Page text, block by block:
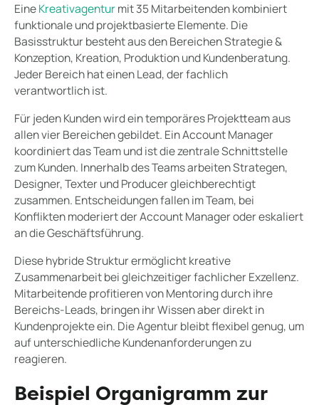
EineKreativagenturmit 35 Mitarbeitenden kombiniert
funktionale und projektbasierte Elemente. Die
Basisstruktur besteht aus den Bereichen Strategie &
Konzeption, Kreation, Produktion und Kundenberatung.
Jeder Bereich hat einen Lead, der fachlich
verantwortlich ist.
Für jeden Kunden wird ein temporäres Projektteam aus
allen vier Bereichen gebildet. Ein Account Manager
koordiniert das Team und ist die zentrale Schnittstelle
zum Kunden. Innerhalb des Teams arbeiten Strategen,
Designer, Texter und Producer gleichberechtigt
zusammen. Entscheidungen fallen im Team, bei
Konflikten moderiert der Account Manager oder eskaliert
an die Geschäftsführung.
Diese hybride Struktur ermöglicht kreative
Zusammenarbeit bei gleichzeitiger fachlicher Exzellenz.
Mitarbeitende profitieren von Mentoring durch ihre
Bereichs-Leads, bringen ihr Wissen aber direkt in
Kundenprojekte ein. Die Agentur bleibt flexibel genug, um
auf unterschiedliche Kundenanforderungen zu
reagieren.
Beispiel Organigramm zur